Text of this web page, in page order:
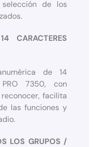
de los
CARACTERES
de 14
7350, con
facilita
las funciones y
LOS GRUPOS /